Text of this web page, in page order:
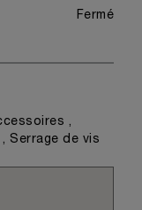
Fermé
,
Serrage de vis